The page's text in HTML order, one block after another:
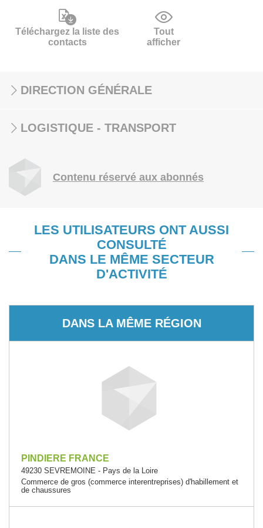
Téléchargez la liste des
contacts
Tout
afficher
DIRECTION GÉNÉRALE
LOGISTIQUE - TRANSPORT
Contenu réservé aux abonnés
LES UTILISATEURS ONT AUSSI
CONSULTÉ
DANS LE MÊME SECTEUR
D'ACTIVITÉ
DANS LA MÊME RÉGION
PINDIERE FRANCE
49230 SEVREMOINE - Pays de la Loire
Commerce de gros (commerce interentreprises) d'habillement et
de chaussures